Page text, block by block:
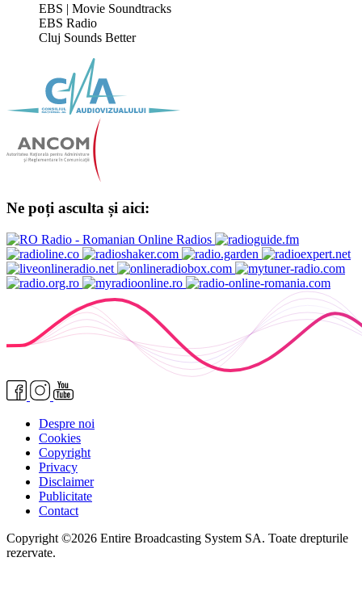
EBS | Movie Soundtracks
EBS Radio
Cluj Sounds Better
Ne poți asculta și aici:
Despre noi
Cookies
Copyright
Privacy
Disclaimer
Publicitate
Contact
Copyright ©2026 Entire Broadcasting System SA. Toate drepturile
rezervate.